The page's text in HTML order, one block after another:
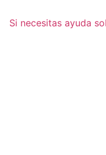
Si necesitas ayuda